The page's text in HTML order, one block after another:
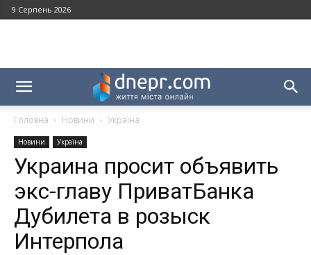
9 Серпень 2026
Головна Новини Україна
Новини Україна
Украина просит объявить
экс-главу ПриватБанка
Дубилета в розыск
Интерпола